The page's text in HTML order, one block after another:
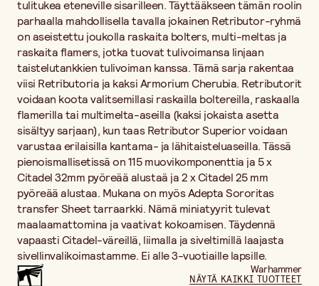
tulitukea eteneville sisarilleen. Täyttääkseen tämän roolin
parhaalla mahdollisella tavalla jokainen Retributor-ryhmä
on aseistettu joukolla raskaita bolters, multi-meltas ja
raskaita flamers, jotka tuovat tulivoimansa linjaan
taistelutankkien tulivoiman kanssa. Tämä sarja rakentaa
viisi Retributoria ja kaksi Armorium Cherubia. Retributorit
voidaan koota valitsemillasi raskailla boltereilla, raskaalla
flamerilla tai multimelta-aseilla (kaksi jokaista asetta
sisältyy sarjaan), kun taas Retributor Superior voidaan
varustaa erilaisilla kantama- ja lähitaisteluaseilla. Tässä
pienoismallisetissä on 115 muovikomponenttia ja 5 x
Citadel 32mm pyöreää alustaä ja 2 x Citadel 25 mm
pyöreää alustaa. Mukana on myös Adepta Sororitas
transfer Sheet tarraarkki. Nämä miniatyyrit tulevat
maalaamattomina ja vaativat kokoamisen. Täydennä
vapaasti Citadel-väreillä, liimalla ja siveltimillä laajasta
sivellinvalikoimastamme. Ei alle 3-vuotiaille lapsille.
Warhammer
NÄYTÄ KAIKKI TUOTTEET